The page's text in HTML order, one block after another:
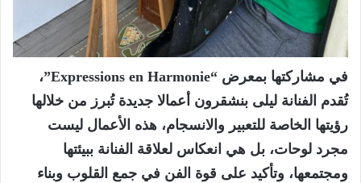
في مشاركتها بمعرض “Expressions en Harmonie”،
تُقدم الفنانة ليلى بنشقرون أعمالا جديدة تُبرز من خلالها
رؤيتها الخاصة للتعبير والانسجام، هذه الأعمال ليست
مجرد لوحات، بل هي انعكاس لعلاقة الفنانة ببيئتها
ومجتمعها، وتأكيد على قوة الفن في جمع القلوب وبناء